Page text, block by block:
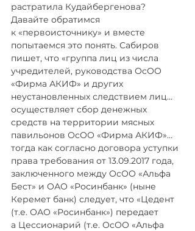
растратила Кудайбергенова?
Давайте обратимся
к «первоисточнику» и вместе
попытаемся это понять. Сабиров
пишет, что «группа лиц из числа
учредителей, руководства ОсОО
«Фирма АКИФ» и других
неустановленных следствием лиц…
осуществляет сбор денежных
средств на территории мясных
павильонов ОсОО «Фирма АКИФ»…
тогда как согласно договора уступки
права требования от 13.09.2017 года,
заключенного между ОсОО «Альфа
Бест» и ОАО «Росинбанк» (ныне
Керемет банк) следует, что «Цедент
(т.е. ОАО «Росинбанк») передает
а Цессионарий (т.е. ОсОО «Альфа